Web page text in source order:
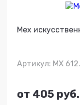
Мех
Артикул: МХ
от 405 руб.